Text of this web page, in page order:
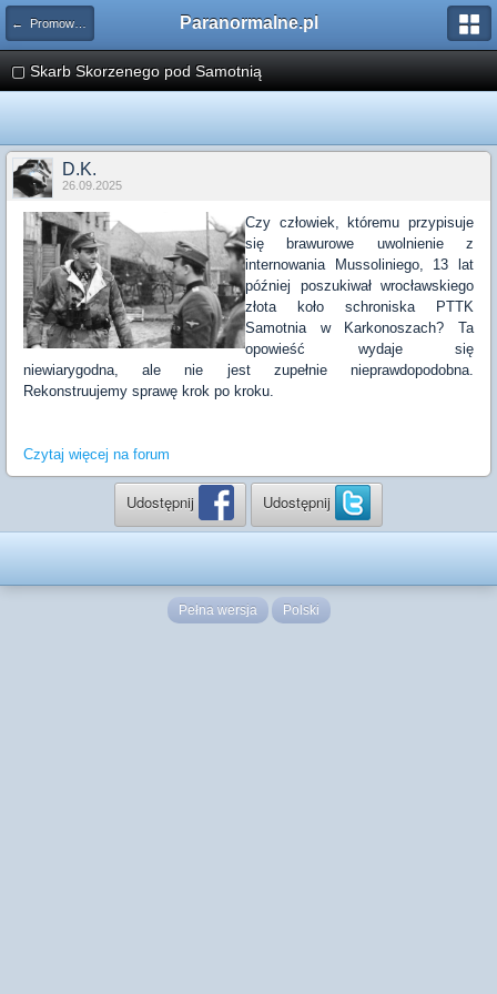
← Promowane Artykuły Paranormalne.pl
▢ Skarb Skorzenego pod Samotnią
D.K.
26.09.2025
Czy człowiek, któremu przypisuje
się brawurowe uwolnienie z
internowania Mussoliniego, 13 lat
później poszukiwał wrocławskiego
złota koło schroniska PTTK
Samotnia w Karkonoszach? Ta
opowieść wydaje się
niewiarygodna, ale nie jest zupełnie nieprawdopodobna.
Rekonstruujemy sprawę krok po kroku.
Czytaj więcej na forum
Udostępnij Udostępnij
Pełna wersja Polski